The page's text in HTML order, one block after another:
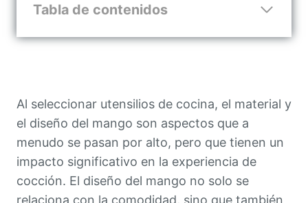
Tabla de contenidos
Única
1. Mangos de Acero Inoxidable
Personalizados para Utensilios de
Cocina
A. Mangos de Acero Inoxidable
Al seleccionar utensilios de cocina, el material y
el diseño del mango son aspectos que a
menudo se pasan por alto, pero que tienen un
impacto significativo en la experiencia de
cocción. El diseño del mango no solo se
relaciona con la comodidad, sino que también